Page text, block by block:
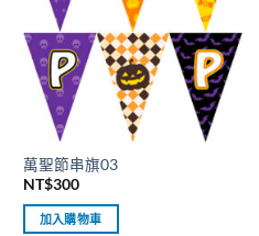
萬聖節串旗03
NT$300
加入購物車